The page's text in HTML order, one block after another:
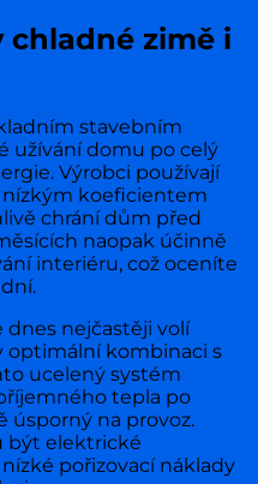
chladné zimě i
stavebním
užívání domu po celý
Výrobci používají
nízkým koeficientem
chrání dům před
naopak účinně
interiéru, což oceníte
dnes nejčastěji volí
optimální kombinaci s
ucelený systém
tepla po
úsporný na provoz.
být elektrické
pořizovací náklady